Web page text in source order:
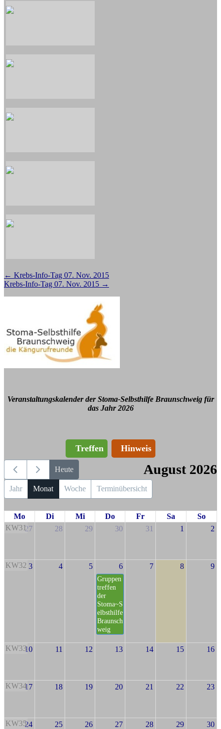
Beitragsnavigation
← Krebs-Info-Tag 07. Nov. 2015
Krebs-Info-Tag 07. Nov. 2015 →
Veranstaltungskalender der Stoma-Selbsthilfe Braunschweig für
das Jahr 2026
Treffen Hinweis
Heute August 2026
Jahr Monat Woche Terminübersicht
Mo Di Mi Do Fr Sa
So
KW3127 28 29 30 31 1 2
KW32 3 4 5 6
Gruppen
treffen
der
Stoma~S
elbsthilfe
Braunsch
weig
7 8 9
KW3310 11 12 13 14 15 16
KW3417 18 19 20 21 22 23
KW3524 25 26 27 28 29 30